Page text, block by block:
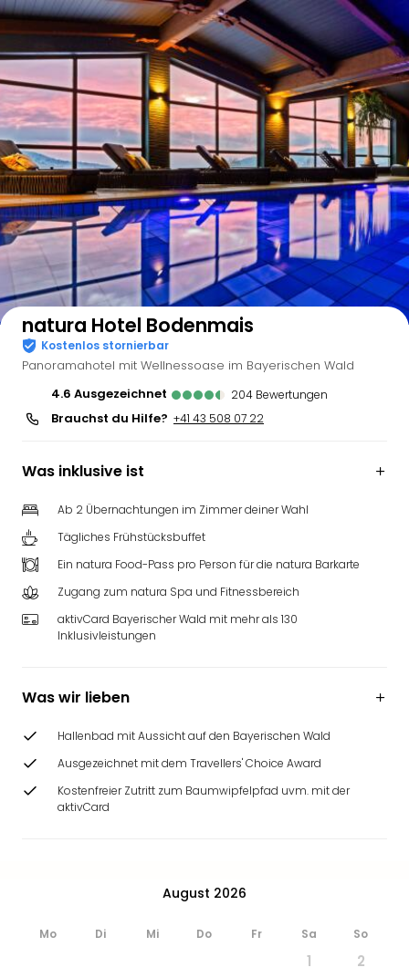
Auf der Karte anzeigen
natura Hotel Bodenmais
Kostenlos stornierbar
Panoramahotel mit Wellnessoase im Bayerischen Wald
4.6
ausgezeichnet 204 Bewertungen
Brauchst du Hilfe? +41 43 508 07 22
Was inklusive ist
Ab 2 Übernachtungen im Zimmer deiner Wahl
Tägliches Frühstücksbuffet
Ein natura Food-Pass pro Person für die natura Barkarte
Zugang zum natura Spa und Fitnessbereich
aktivCard Bayerischer Wald mit mehr als 130
Inklusivleistungen
Was wir lieben
Hallenbad mit Aussicht auf den Bayerischen Wald
Ausgezeichnet mit dem Travellers' Choice Award
Kostenfreier Zutritt zum Baumwipfelpfad uvm. mit der
aktivCard
August 2026
Mo Di Mi Do Fr Sa So
1
2